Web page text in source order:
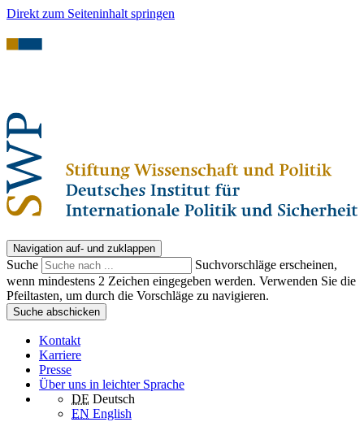
Direkt zum Seiteninhalt springen
Navigation auf- und zuklappen
Suche
Suchvorschläge erscheinen,
wenn mindestens 2 Zeichen eingegeben werden. Verwenden Sie die
Pfeiltasten, um durch die Vorschläge zu navigieren.
Suche abschicken
Kontakt
Karriere
Presse
Über uns in leichter Sprache
DE Deutsch
EN English